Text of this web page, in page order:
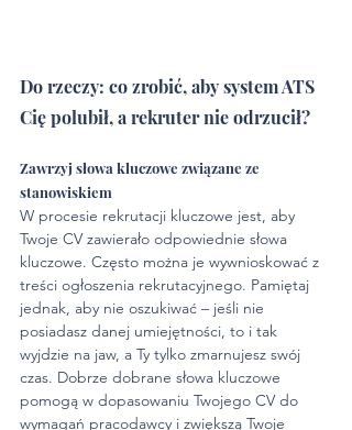
Do rzeczy: co zrobić, aby system ATS
Cię polubił, a rekruter nie odrzucił?
Zawrzyj słowa kluczowe związane ze
stanowiskiem
W procesie rekrutacji kluczowe jest, aby
Twoje CV zawierało odpowiednie słowa
kluczowe. Często można je wywnioskować z
treści ogłoszenia rekrutacyjnego. Pamiętaj
jednak, aby nie oszukiwać – jeśli nie
posiadasz danej umiejętności, to i tak
wyjdzie na jaw, a Ty tylko zmarnujesz swój
czas. Dobrze dobrane słowa kluczowe
pomogą w dopasowaniu Twojego CV do
wymagań pracodawcy i zwiększą Twoje